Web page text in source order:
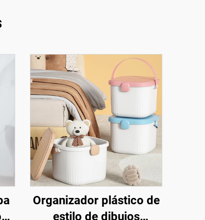
Organizador plástico de
estilo de dibujos